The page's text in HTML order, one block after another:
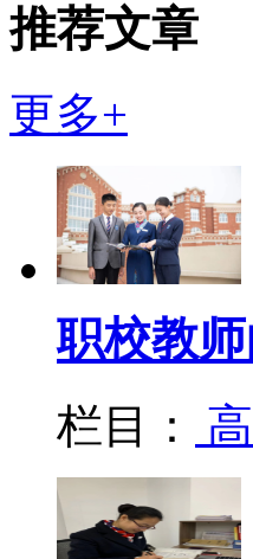
推荐文章
更多+
职校教
栏目：